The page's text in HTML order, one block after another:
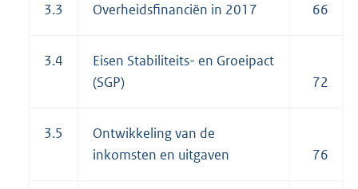
3.3 Overheidsfinanciën in 2017 66
3.4
Eisen Stabiliteits- en Groeipact
(SGP)
72
3.5
Ontwikkeling van de
inkomsten en uitgaven
76